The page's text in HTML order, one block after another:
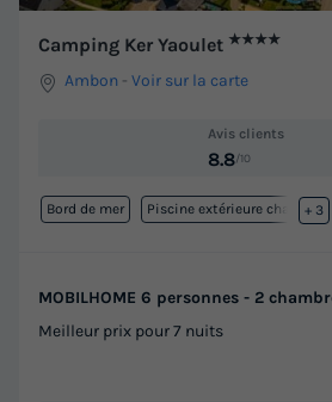
Camping Ker Yaoulet ★★★★
Ambon -Voir sur la carte
Avis clients
8.8/10
Bord de mer Piscine extérieure chauffée
+ 3
MOBILHOME 6 personnes - 2
Meilleur prix pour 7 nuits